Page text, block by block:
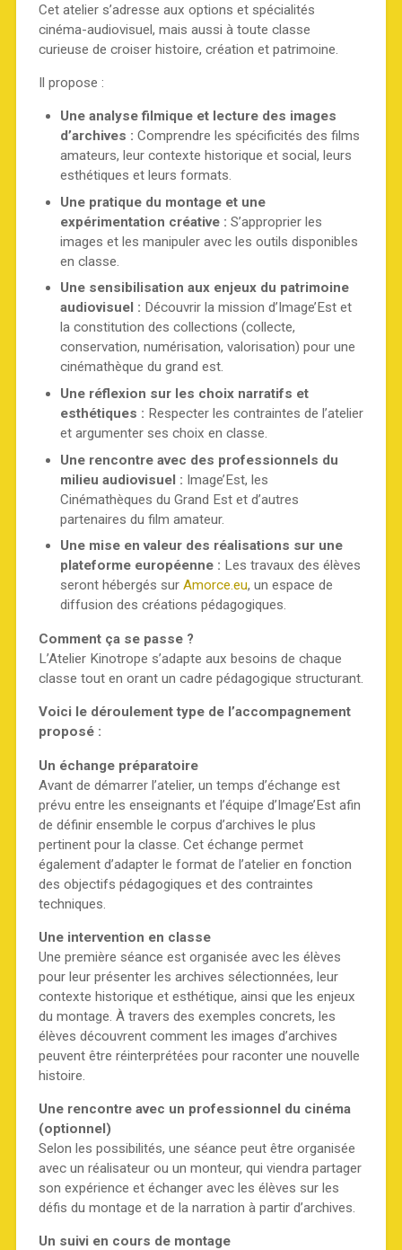
Cet atelier s’adresse aux options et spécialités
cinéma-audiovisuel, mais aussi à toute classe
curieuse de croiser histoire, création et patrimoine.
Il propose :
Une analyse filmique et lecture des images
d’archives : Comprendre les spécificités des films
amateurs, leur contexte historique et social, leurs
esthétiques et leurs formats.
Une pratique du montage et une
expérimentation créative : S’approprier les
images et les manipuler avec les outils disponibles
en classe.
Une sensibilisation aux enjeux du patrimoine
audiovisuel : Découvrir la mission d’Image’Est et
la constitution des collections (collecte,
conservation, numérisation, valorisation) pour une
cinémathèque du grand est.
Une réflexion sur les choix narratifs et
esthétiques : Respecter les contraintes de l’atelier
et argumenter ses choix en classe.
Une rencontre avec des professionnels du
milieu audiovisuel : Image’Est, les
Cinémathèques du Grand Est et d’autres
partenaires du film amateur.
Une mise en valeur des réalisations sur une
plateforme européenne : Les travaux des élèves
seront hébergés sur Amorce.eu, un espace de
diffusion des créations pédagogiques.
Comment ça se passe ?
L’Atelier Kinotrope s’adapte aux besoins de chaque
classe tout en orant un cadre pédagogique structurant.
Voici le déroulement type de l’accompagnement
proposé :
Un échange préparatoire
Avant de démarrer l’atelier, un temps d’échange est
prévu entre les enseignants et l’équipe d’Image’Est afin
de définir ensemble le corpus d’archives le plus
pertinent pour la classe. Cet échange permet
également d’adapter le format de l’atelier en fonction
des objectifs pédagogiques et des contraintes
techniques.
Une intervention en classe
Une première séance est organisée avec les élèves
pour leur présenter les archives sélectionnées, leur
contexte historique et esthétique, ainsi que les enjeux
du montage. À travers des exemples concrets, les
élèves découvrent comment les images d’archives
peuvent être réinterprétées pour raconter une nouvelle
histoire.
Une rencontre avec un professionnel du cinéma
(optionnel)
Selon les possibilités, une séance peut être organisée
avec un réalisateur ou un monteur, qui viendra partager
son expérience et échanger avec les élèves sur les
défis du montage et de la narration à partir d’archives.
Un suivi en cours de montage